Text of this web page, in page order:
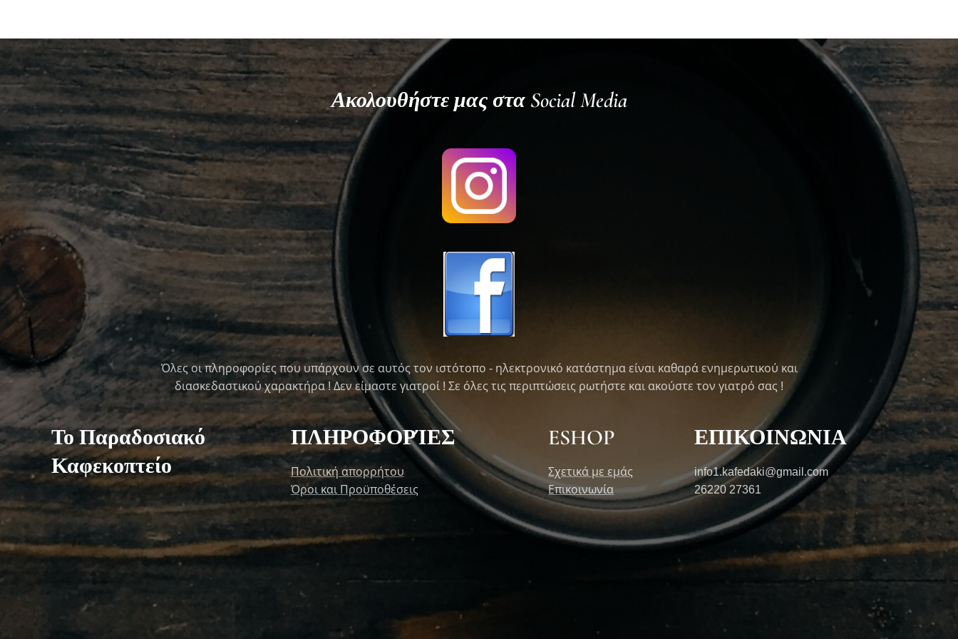
Ακολουθήστε μας στα Social Media
Όλες οι πληροφορίες που υπάρχουν σε αυτός τον ιστότοπο - ηλεκτρονικό κατάστημα είναι καθαρά ενημερωτικού και
διασκεδαστικού χαρακτήρα ! Δεν είμαστε γιατροί ! Σε όλες τις περιπτώσεις ρωτήστε και ακούστε τον γιατρό σας !
Το Παραδοσιακό
Καφεκοπτείο
ΠΛΗΡΟΦΟΡΊΕΣ
Πολιτική απορρήτου
Όροι και Προϋποθέσεις
ESHOP
Σχετικά με εμάς
Επικοινωνία
ΕΠΙΚΟΙΝΩΝΙΑ
info1.kafedaki@gmail.com
26220 27361